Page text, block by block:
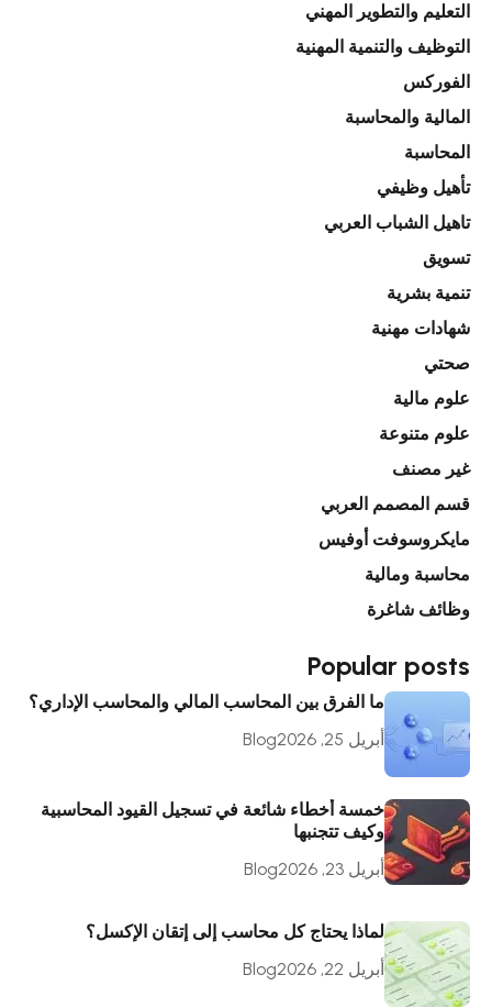
التعليم والتطوير المهني
التوظيف والتنمية المهنية
الفوركس
المالية والمحاسبة
المحاسبة
تأهيل وظيفي
تاهيل الشباب العربي
تسويق
تنمية بشرية
شهادات مهنية
صحتي
علوم مالية
علوم متنوعة
غير مصنف
قسم المصمم العربي
مايكروسوفت أوفيس
محاسبة ومالية
وظائف شاغرة
Popular posts
ما الفرق بين المحاسب المالي والمحاسب الإداري؟
أبريل 25, 2026
Blog
خمسة أخطاء شائعة في تسجيل القيود المحاسبية
وكيف تتجنبها
أبريل 23, 2026
Blog
لماذا يحتاج كل محاسب إلى إتقان الإكسل؟
أبريل 22, 2026
Blog